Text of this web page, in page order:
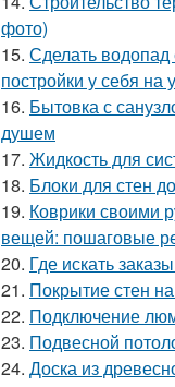
фото)
15. Сделать
постройки у себя на
16. Бытовка с
душем
17. Жидкость для
18. Блоки для стен
19. Коврики своими
вещей: пошаговые
20. Где искать
21. Покрытие стен
22. Подключение
23. Подвесной
24. Доска из